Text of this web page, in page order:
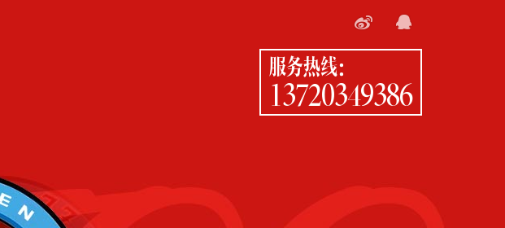
服务热线：
13720349386